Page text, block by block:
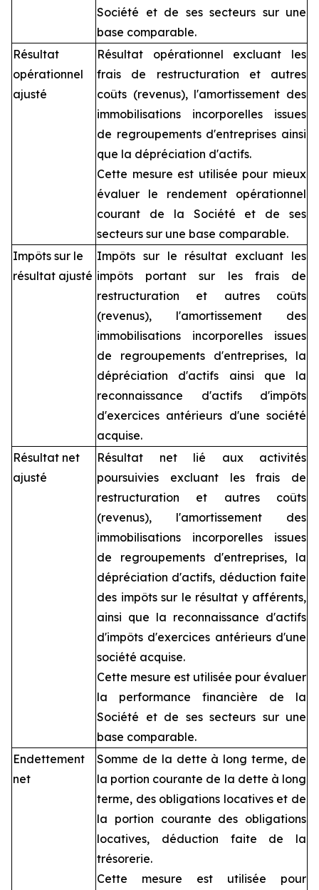
Société et de ses secteurs sur une
base comparable.
Résultat
opérationnel
ajusté
Résultat opérationnel excluant les
frais de restructuration et autres
coûts (revenus), l'amortissement des
immobilisations incorporelles issues
de regroupements d'entreprises ainsi
que la dépréciation d'actifs.
Cette mesure est utilisée pour mieux
évaluer le rendement opérationnel
courant de la Société et de ses
secteurs sur une base comparable.
Impôts sur le
résultat ajusté
Impôts sur le résultat excluant les
impôts portant sur les frais de
restructuration et autres coûts
(revenus), l'amortissement des
immobilisations incorporelles issues
de regroupements d'entreprises, la
dépréciation d'actifs ainsi que la
reconnaissance d'actifs d'impôts
d'exercices antérieurs d'une société
acquise.
Résultat net
ajusté
Résultat net lié aux activités
poursuivies excluant les frais de
restructuration et autres coûts
(revenus), l'amortissement des
immobilisations incorporelles issues
de regroupements d'entreprises, la
dépréciation d'actifs, déduction faite
des impôts sur le résultat y afférents,
ainsi que la reconnaissance d'actifs
d'impôts d'exercices antérieurs d'une
société acquise.
Cette mesure est utilisée pour évaluer
la performance financière de la
Société et de ses secteurs sur une
base comparable.
Endettement
net
Somme de la dette à long terme, de
la portion courante de la dette à long
terme, des obligations locatives et de
la portion courante des obligations
locatives, déduction faite de la
trésorerie.
Cette mesure est utilisée pour